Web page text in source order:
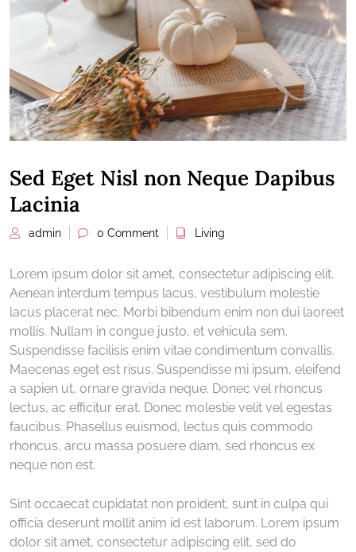
Sed Eget Nisl non Neque Dapibus
Lacinia
admin 0 Comment Living
Lorem ipsum dolor sit amet, consectetur adipiscing elit.
Aenean interdum tempus lacus, vestibulum molestie
lacus placerat nec. Morbi bibendum enim non dui laoreet
mollis. Nullam in congue justo, et vehicula sem.
Suspendisse facilisis enim vitae condimentum convallis.
Maecenas eget est risus. Suspendisse mi ipsum, eleifend
a sapien ut, ornare gravida neque. Donec vel rhoncus
lectus, ac efficitur erat. Donec molestie velit vel egestas
faucibus. Phasellus euismod, lectus quis commodo
rhoncus, arcu massa posuere diam, sed rhoncus ex
neque non est.
Sint occaecat cupidatat non proident, sunt in culpa qui
officia deserunt mollit anim id est laborum. Lorem ipsum
dolor sit amet, consectetur adipiscing elit, sed do